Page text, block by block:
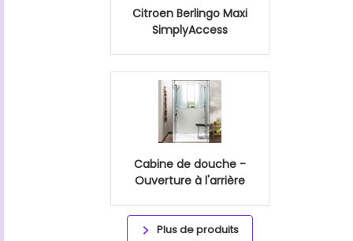
Citroen Berlingo Maxi
SimplyAccess
Cabine de douche -
Ouverture à l'arrière
Plus de produits